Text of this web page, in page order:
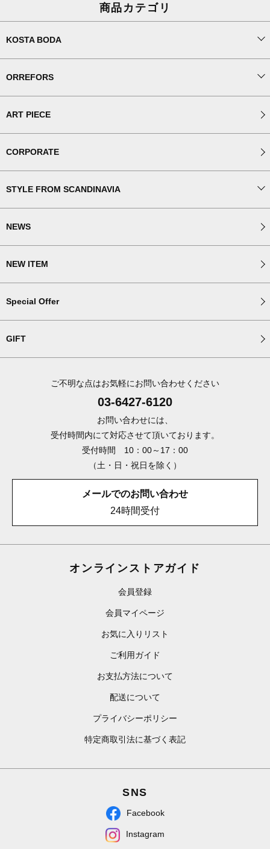
商品カテゴリ
KOSTA BODA
ORREFORS
ART PIECE
CORPORATE
STYLE FROM SCANDINAVIA
NEWS
NEW ITEM
Special Offer
GIFT
ご不明な点はお気軽にお問い合わせください
03-6427-6120
お問い合わせには、
受付時間内にて対応させて頂いております。
受付時間 10：00～17：00
（土・日・祝日を除く）
メールでのお問い合わせ
24時間受付
オンラインストアガイド
会員登録
会員マイページ
お気に入りリスト
ご利用ガイド
お支払方法について
配送について
プライバシーポリシー
特定商取引法に基づく表記
SNS
Facebook
Instagram